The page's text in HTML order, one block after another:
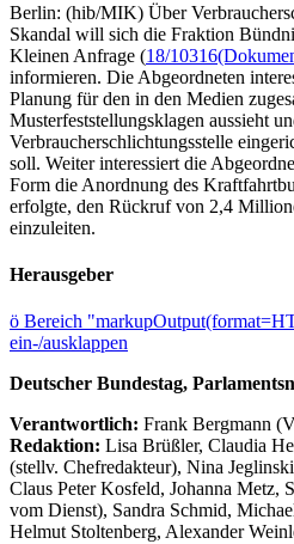
Berlin: (hib/MIK) Über
Skandal will sich die Fraktion
Kleinen Anfrage (18/10316
informieren. Die Abgeordneten
Planung für den in den Medien
Musterfeststellungsklagen aussieht
Verbraucherschlichtungsstelle
soll. Weiter interessiert die
Form die Anordnung des
erfolgte, den Rückruf von 2,4
einzuleiten.
Herausgeber
ö Bereich
ein-/ausklappen
Deutscher Bundestag,
Verantwortlich: Frank Bergmann
Redaktion: Lisa Brüßler, Claudia
(stellv. Chefredakteur), Nina
Claus Peter Kosfeld, Johanna Metz,
vom Dienst), Sandra Schmid,
Helmut Stoltenberg, Alexander